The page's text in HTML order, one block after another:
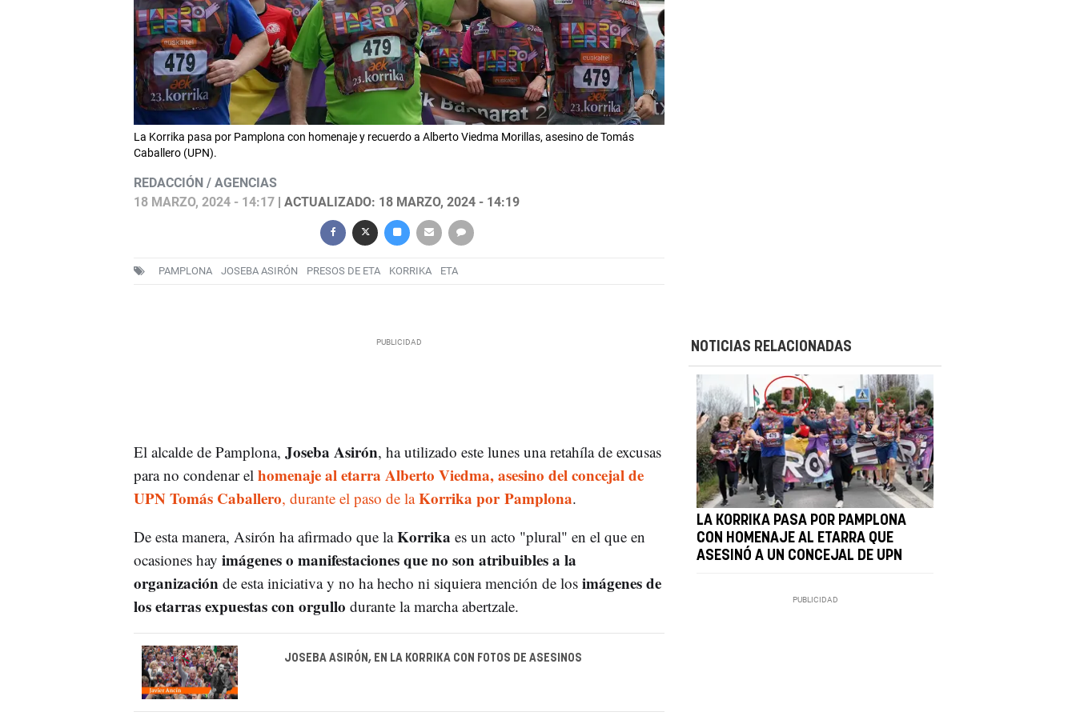
La Korrika pasa por Pamplona con homenaje y recuerdo a Alberto Viedma Morillas, asesino de Tomás
Caballero (UPN).
REDACCIÓN / AGENCIAS
18 MARZO, 2024 - 14:17| ACTUALIZADO: 18 MARZO, 2024 - 14:19
PAMPLONA JOSEBA ASIRÓN PRESOS DE ETA KORRIKA ETA
El alcalde de Pamplona, Joseba Asirón, ha utilizado este lunes una retahíla de excusas
para no condenar el homenaje al etarra Alberto Viedma, asesino del concejal de
UPN Tomás Caballero, durante el paso de laKorrika por Pamplona.
De esta manera, Asirón ha afirmado que laKorrika es un acto "plural" en el que en
ocasiones hay imágenes o manifestaciones que no son atribuibles a la
organización de esta iniciativa y no ha hecho ni siquiera mención de losimágenes de
los etarras expuestas con orgullo durante la marcha abertzale.
JOSEBA ASIRÓN, EN LA KORRIKA CON FOTOS DE ASESINOS
NOTICIAS RELACIONADAS
LA KORRIKA PASA POR PAMPLONA
CON HOMENAJE AL ETARRA QUE
ASESINÓ A UN CONCEJAL DE UPN